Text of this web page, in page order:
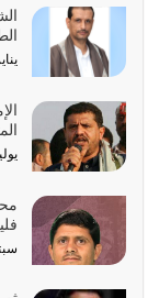
بالأمر
يوليو 25, 2026
واجتهاداتنا
يوليو 24, 2026
أمة عاجزة عن
يوليو 23, 2026
يناير 11,
يوليو